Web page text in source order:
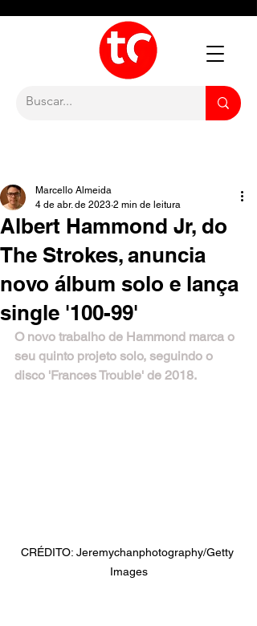
Albert Hammond Jr, do
The Strokes, anuncia
novo álbum solo e lança
single '100-99'
Marcello Almeida
4 de abr. de 2023 2 min de leitura
O novo trabalho de Hammond marca o
seu quinto projeto solo, seguindo o
disco 'Frances Trouble' de 2018.
CRÉDITO: Jeremychanphotography/Getty
Images